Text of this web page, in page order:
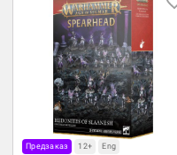
Предзаказ 12+ Eng